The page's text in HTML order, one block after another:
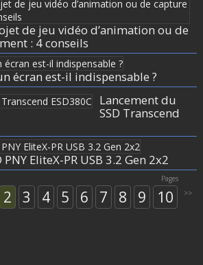
de jeu vidéo d’animation ou de
: 4 conseils
écran est-il indispensable ?
Lancement du
SSD Transcend
EliteX-PR USB 3.2 Gen 2x2
Pages
2 3 4 5 6 7 8 9 10 >>